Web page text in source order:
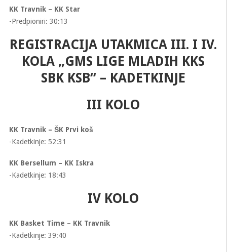
KK Travnik – KK Star
-Predpioniri: 30:13
REGISTRACIJA UTAKMICA III. I IV.
KOLA „GMS LIGE MLADIH KKS
SBK KSB“ – KADETKINJE
III KOLO
KK Travnik – ŠK Prvi koš
-Kadetkinje: 52:31
KK Bersellum – KK Iskra
-Kadetkinje: 18:43
IV KOLO
KK Basket Time – KK Travnik
-Kadetkinje: 39:40